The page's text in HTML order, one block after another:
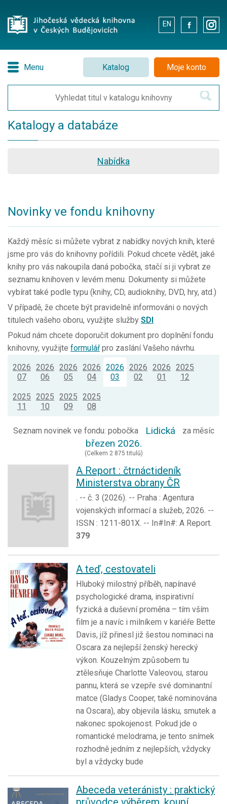
EN . .
Menu Katalog Moje konto
Katalogy a databáze
Nabídka
Novinky ve fondu knihovny
Každý měsíc si můžete vybrat z nabídky nových knih, které
jsme pro vás do knihovny pořídili. Pokud chcete vědět, jaké
knihy pro vás nakoupila daná pobočka, stačí si ji vybrat ze
seznamu knihoven v levém menu. Dokumenty si můžete
vybírat také podle typu (knihy, CD, audioknihy, DVD, hry, atd.)
V případě, že chcete být pravidelně informováni o nových
titulech vašeho oboru, využijte služby SDI
Pokud nám chcete doporučit dokument pro doplnění fondu
knihovny, využijte formulářpro zaslání Vašeho návrhu.
2026
07
2026
06
2026
05
2026
04
2026
03
2026
02
2026
01
2025
12
2025
11
2025
10
2025
09
2025
08
Seznam novinek ve fondu: pobočka Lidická za měsíc
březen 2026.
(Celkem 2 875 titulů)
A Report : čtrnáctideník
Ministerstva obrany ČR
. -- č. 3 (2026). -- Praha : Agentura
vojenských informací a služeb, 2026. --
ISSN : 1211-801X. -- In#In#: A Report.
379
A teď, cestovateli
Hluboký milostný příběh, napínavé
psychologické drama, inspirativní
fyzická a duševní proměna – tím vším
film je a navíc i milníkem v kariéře Bette
Davis, jíž přinesl již šestou nominaci na
Oscara za nejlepší ženský herecký
výkon. Kouzelným způsobem tu
ztělesňuje Charlotte Valeovou, starou
pannu, která se vzepře své dominantní
matce (Gladys Cooper, také nominována
na Oscara), aby objevila lásku, smutek a
nakonec spokojenost. Pokud jde o
romantické melodrama, je tento snímek
rozhodně jedním z nejlepších, vždycky
byl a vždycky bude
Abeceda veteránisty : praktický